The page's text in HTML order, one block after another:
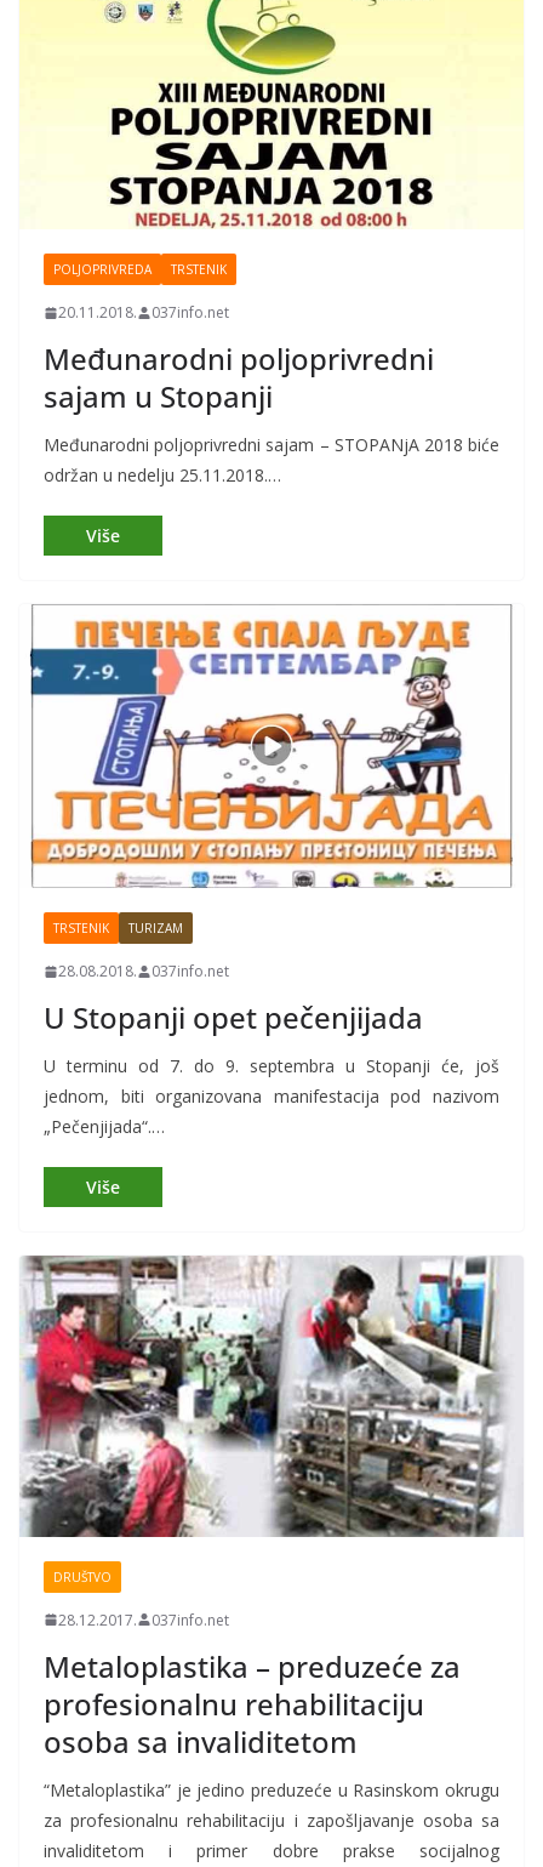
POLJOPRIVREDA TRSTENIK
20.11.2018. 037info.net
Međunarodni poljoprivredni
sajam u Stopanji
Međunarodni poljoprivredni sajam – STOPANjA 2018 biće
održan u nedelju 25.11.2018.…
TRSTENIK TURIZAM
28.08.2018. 037info.net
U Stopanji opet pečenjijada
U terminu od 7. do 9. septembra u Stopanji će, još
jednom, biti organizovana manifestacija pod nazivom
„Pečenjijada“.…
DRUŠTVO
28.12.2017. 037info.net
Metaloplastika – preduzeće za
profesionalnu rehabilitaciju
osoba sa invaliditetom
“Metaloplastika” je jedino preduzeće u Rasinskom okrugu
za profesionalnu rehabilitaciju i zapošljavanje osoba sa
invaliditetom i primer dobre prakse socijalnog